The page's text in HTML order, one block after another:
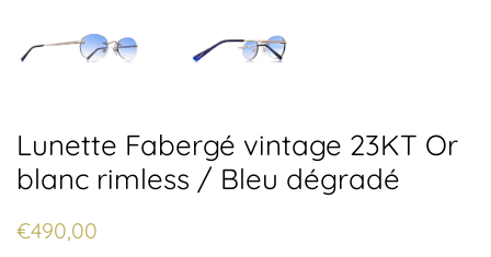
Lunette Fabergé vintage 23KT Or
blanc rimless / Bleu dégradé
Prix
€490,00